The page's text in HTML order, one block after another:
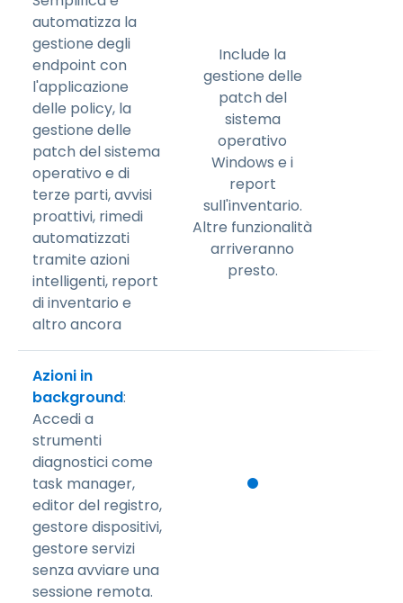
automatizza la
gestione degli
endpoint con
l'applicazione
delle policy, la
gestione delle
patch del sistema
operativo e di
terze parti, avvisi
proattivi, rimedi
automatizzati
tramite azioni
intelligenti, report
di inventario e
altro ancora
Include la
gestione delle
patch del
sistema
operativo
Windows e i
report
sull'inventario.
Altre funzionalità
arriveranno
presto.
Azioni in
background:
Accedi a
strumenti
diagnostici come
task manager,
editor del registro,
gestore dispositivi,
gestore servizi
senza avviare una
sessione remota.